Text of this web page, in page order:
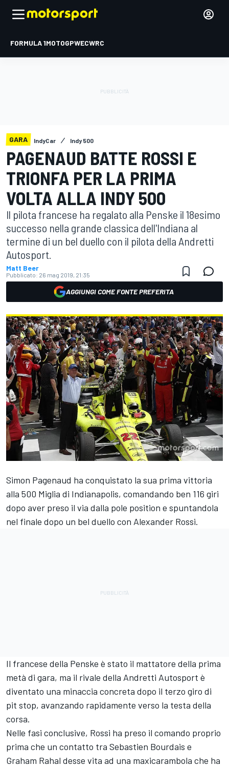
FORMULA 1MOTOGPWECWRC
GARA IndyCar Indy 500
PAGENAUD BATTE ROSSI E
TRIONFA PER LA PRIMA
VOLTA ALLA INDY 500
Il pilota francese ha regalato alla Penske il 18esimo
successo nella grande classica dell'Indiana al
termine di un bel duello con il pilota della Andretti
Autosport.
Matt Beer
Pubblicato: 26 mag 2019, 21:35
AGGIUNGI COME FONTE PREFERITA
Simon Pagenaud ha conquistato la sua prima vittoria
alla 500 Miglia di Indianapolis, comandando ben 116 giri
dopo aver preso il via dalla pole position e spuntandola
nel finale dopo un bel duello con Alexander Rossi.
Il francese della Penske è stato il mattatore della prima
metà di gara, ma il rivale della Andretti Autosport è
diventato una minaccia concreta dopo il terzo giro di
pit stop, avanzando rapidamente verso la testa della
corsa.
Nelle fasi conclusive, Rossi ha preso il comando proprio
prima che un contatto tra Sebastien Bourdais e
Graham Rahal desse vita ad una maxicarambola che ha